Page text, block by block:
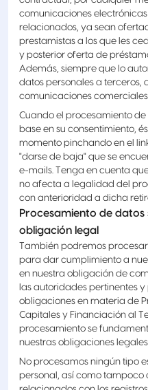
comunicaciones
relacionados, ya sean
prestamistas a los que les
y posterior oferta de
Además, siempre que lo
datos personales a
comunicaciones
Cuando el procesamiento
base en su consentimiento,
momento pinchando en el
"darse de baja" que se
e-mails. Tenga en cuenta
no afecta a legalidad del
con anterioridad a dicha
Procesamiento de
obligación legal
También podremos
para dar cumplimiento a
en nuestra obligación de
las autoridades pertinentes
obligaciones en materia de
Capitales y Financiación al
procesamiento se
nuestras obligaciones
No procesamos ningún tipo
personal, así como tampoco